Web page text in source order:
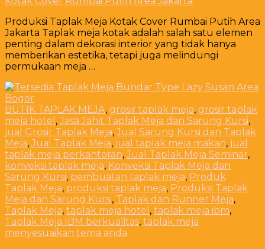
Produksi Taplak Meja Kotak Cover Rumbai Putih Area
Jakarta Taplak meja kotak adalah salah satu elemen
penting dalam dekorasi interior yang tidak hanya
memberikan estetika, tetapi juga melindungi
permukaan meja …
BUTIK TAPLAK MEJA, grosir taplak meja, grosir taplak
meja hotel ,Jasa Jahit Taplak Meja dan Sarung Kursi,
jual Grosir Taplak Meja,Jual Sarung Kursi dan Taplak
Meja,Jual Taplak Meja, jual taplak meja makan, jual
taplak meja perkantoran,Jual Taplak Meja Seminar,
konveksi taplak meja, Konveksi Taplak Meja dan
Sarung Kursi, pembuatan taplak meja, Produk
Taplak Meja, produksi taplak meja, Produksi Taplak
Meja dan Sarung Kursi, Taplak dan Runner Meja,
Taplak Meja, taplak meja hotel , taplak meja ibm,
Taplak Meja IBM berkualitas, taplak meja
menyesuaikan tema anda